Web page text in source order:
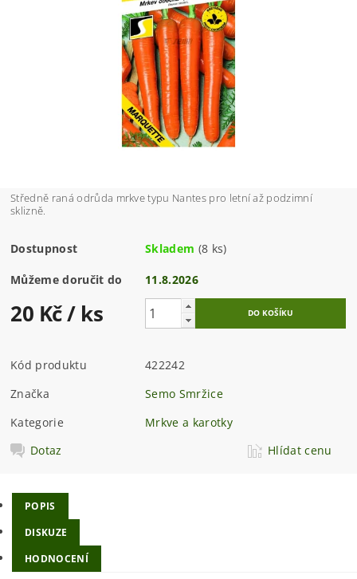
Středně raná odrůda mrkve typu Nantes pro letní až podzimní
sklizně.
Dostupnost Skladem (8 ks)
Můžeme doručit do 11.8.2026
20 Kč/ ks
Kód produktu
422242
Značka
Semo Smržice
Kategorie
Mrkve a karotky
Dotaz
Hlídat cenu
POPIS
DISKUZE
HODNOCENÍ